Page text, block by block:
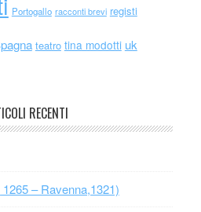
Portogallo racconti brevi registi
teatro tina modotti uk
RECENTI
– Ravenna,1321)